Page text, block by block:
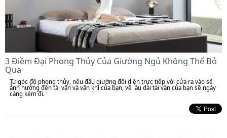
3 Điềm Đại Phong Thủy Của Giường Ngủ Không Thể Bỏ
Qua
Từ góc độ phong thủy, nếu đầu giường đối diện trực tiếp với cửa ra vào sẽ
ảnh hưởng đến tài vận và vận khí của bạn, về lâu dài tài vận của bạn sẽ ngày
càng kém đi.